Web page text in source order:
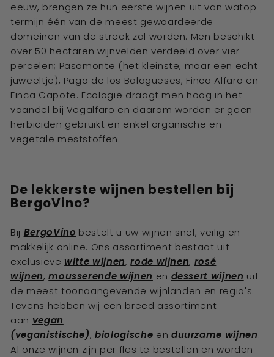
eeuw, brengen ze hun eerste wijnen uit van watop
termijn één van de meest gewaardeerde
domeinen van de streek zal worden. Men beschikt
over 50 hectaren wijnvelden verdeeld over vier
percelen; Pasamonte (het kleinste, maar een echt
juweeltje), Pago de los Balagueses, Finca Alfaro en
Finca Capote. Ecologie draagt men hoog in het
vaandel bij Vegalfaro en daarom worden er geen
herbiciden gebruikt en enkel organische en
vegetale meststoffen.
De lekkerste wijnen bestellen bij
BergoVino?
Bij BergoVino bestelt u uw wijnen snel, veilig en
makkelijk online. Ons assortiment bestaat uit
exclusieve witte wijnen, rode wijnen, rosé
wijnen, mousserende wijnen en dessert wijnen uit
de meest toonaangevende wijnlanden en regio's.
Tevens hebben wij een breed assortiment
aan vegan
(veganistische), biologische en duurzame wijnen.
Al onze wijnen zijn per fles te bestellen en worden